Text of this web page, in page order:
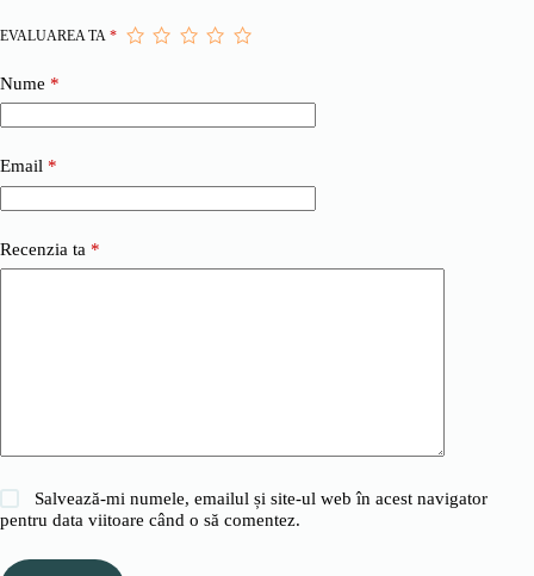
EVALUAREA TA *
Nume *
Email *
Recenzia ta *
Salvează-mi numele, emailul și site-ul web în acest navigator
pentru data viitoare când o să comentez.